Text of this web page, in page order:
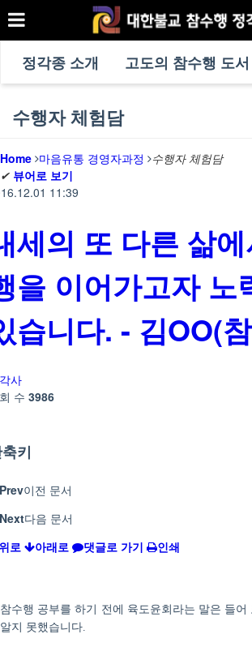
정각종 소개 고도의 참수행 도서
수행자 체험담
Home 마음유통 경영자과정
수행자 체험담
✔ 뷰어로 보기
11:39
세의 또 다른 삶
을 이어가고자 노
습니다. - 김OO(
사
수 3986
키
Prev이전 문서
Next다음 문서
로
아래로 댓글로 가기 인쇄
참수행 공부를 하기 전에 육도윤회라는 말은 들
알지 못했습니다